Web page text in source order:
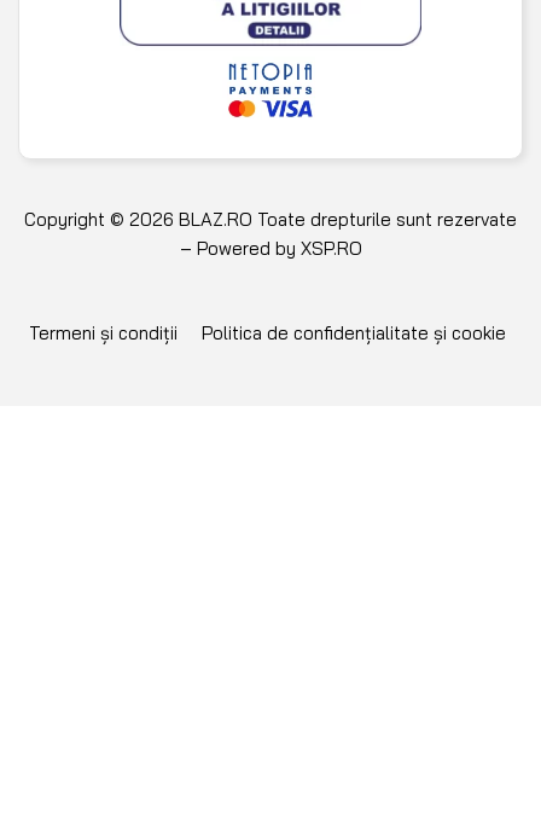
Copyright © 2026 BLAZ.RO Toate drepturile sunt rezervate
– Powered by XSP.RO
Termeni și condiții Politica de confidențialitate și cookie